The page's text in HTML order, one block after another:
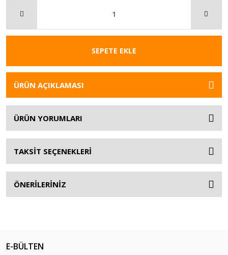
SEPETE EKLE
ÜRÜN AÇIKLAMASI
ÜRÜN YORUMLARI
TAKSİT SEÇENEKLERİ
ÖNERİLERİNİZ
E-BÜLTEN